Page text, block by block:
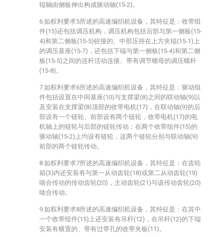
辊轴由侧板伸出构成驱动轴(15-2)。
6.如权利要求5所述的高速编织机设备，其特征是：收带组
件(15)还包括调压机构，调压机构包括后部与第一侧板(15-
4)和第二侧板(15-5)铰接的、中部压持在上方夹辊(15-1)上
的调压基座(15-7)，还包括下端与第一侧板(15-4)和第二侧
板(15-5)之间的连杆活动连接、带有调节螺母的调压螺杆
(15-8)。
7.如权利要求6所述的高速编织机设备，其特征是：驱动组
件包括设置在中间基座(10)与支撑梁(8)之间的联动轴(9)以
及安装在支撑梁(8)顶部的收带电机(17)，在联动轴(9)的后
部设有一个链轮、前部设有两个链轮，收带电机(17)的电
机轴上的链轮与后部的链轮传动；在两个收带组件(15)的
驱动轴(15-2)上均设有链轮，这两个链轮分别与联动轴(9)
前部的两个链轮传动。
8.如权利要求7所述的高速编织机设备，其特征是：在齿轮
箱(3)内还安装有与第一从动齿轮(18)或第二从动齿轮(19)
啮合传动的传动齿轮(20)，主动齿轮(21)与该传动齿轮(20)
啮合传动。
9.如权利要求8所述的高速编织机设备，其特征是：在其中
一个收带组件(15)上还安装有吊杆(12)，在吊杆(12)的下端
安装有横置的、带有过带孔的收带夹板(11)。